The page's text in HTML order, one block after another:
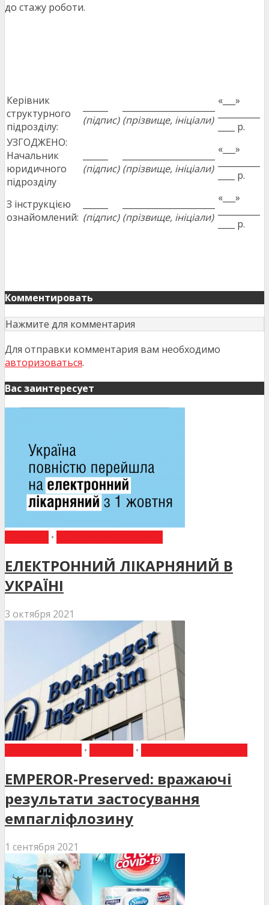
до стажу роботи.
Керівник
структурного
підрозділу:
(підпис) (прізвище, ініціали)
«___»
____ р.
УЗГОДЖЕНО:
Начальник
юридичного
підрозділу
(підпис) (прізвище, ініціали)
«___»
____ р.
З інструкцією
ознайомлений: (підпис) (прізвище, ініціали)
«___»
____ р.
Комментировать
Нажмите для комментария
Для отправки комментария вам необходимо
авторизоваться.
Вас заинтересует
•
ЕЛЕКТРОННИЙ ЛІКАРНЯНИЙ В
УКРАЇНІ
3 октября 2021
• •
EMPEROR-Preserved: вражаючі
результати застосування
емпагліфлозину
1 сентября 2021